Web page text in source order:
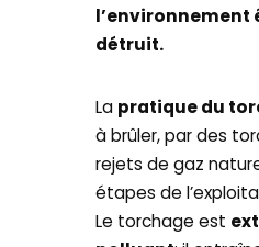
l’environnement
détruit.
La pratique du
à brûler, par des
rejets de gaz
étapes de
Le torchage est